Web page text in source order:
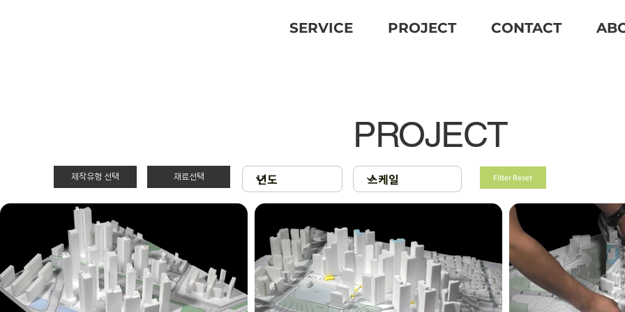
SERVICE PROJECT CONTACT
제작유형 선택 재료선택 Filter Reset
아크릴 & 3D 프
린팅
확대모형
제작유형선택
PT
현상
PROJECT